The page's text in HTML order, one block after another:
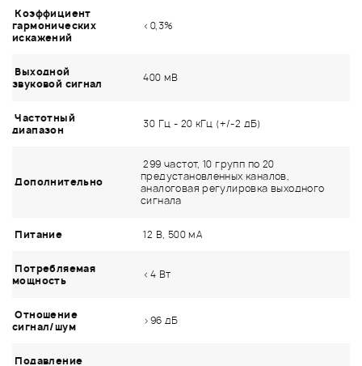
Коэффициент
гармонических
искажений
<0,3%
Выходной
звуковой сигнал
400 мВ
Частотный
диапазон
30 Гц - 20 кГц (+/-2 дБ)
Дополнительно
299 частот, 10 групп по 20
предустановленных каналов,
аналоговая регулировка выходного
сигнала
Питание 12 В, 500 мА
Потребляемая
мощность
<4 Вт
Отношение
сигнал/шум
>96 дБ
Подавление